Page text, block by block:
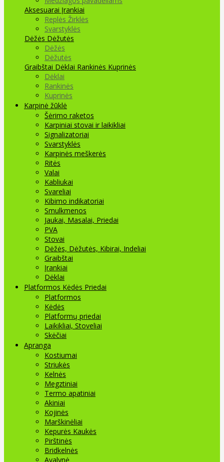
Aksesuarai Įrankiai
Replės Žirklės
Svarstyklės
Dėžės Dėžutės
Dėžės
Dėžutės
Graibštai Dėklai Rankinės Kuprinės
Dėklai
Rankinės
Kuprinės
Karpinė žūklė
Šėrimo raketos
Karpiniai stovai ir laikikliai
Signalizatoriai
Svarstyklės
Karpinės meškerės
Ritės
Valai
Kabliukai
Svareliai
Kibimo indikatoriai
Smulkmenos
Jaukai, Masalai, Priedai
PVA
Stovai
Dėžės, Dėžutės, Kibirai, Indeliai
Graibštai
Įrankiai
Dėklai
Platformos Kėdės Priedai
Platformos
Kėdės
Platformų priedai
Laikikliai, Stoveliai
Skėčiai
Apranga
Kostiumai
Striukės
Kelnės
Megztiniai
Termo apatiniai
Akiniai
Kojinės
Marškinėliai
Kepurės Kaukės
Pirštinės
Bridkelnės
Avalynė